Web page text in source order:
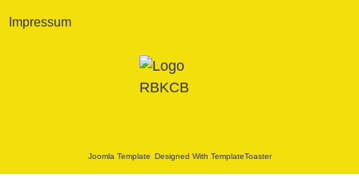
Impressum
Joomla Template Designed With TemplateToaster